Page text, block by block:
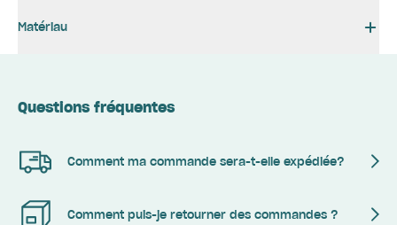
Matériau
Questions fréquentes
Comment ma commande sera-t-elle expédiée?
Comment puis-je retourner des commandes ?